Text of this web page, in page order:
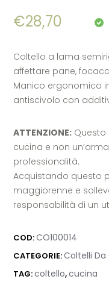
€28,70
Coltello a lama
affettare pane,
Manico ergonomico
antiscivolo con
ATTENZIONE:
cucina e non
professionalità.
Acquistando questo
maggiorenne e
responsabilità di un
COD:CO100014
CATEGORIE:Coltelli
TAG:coltello,cucina